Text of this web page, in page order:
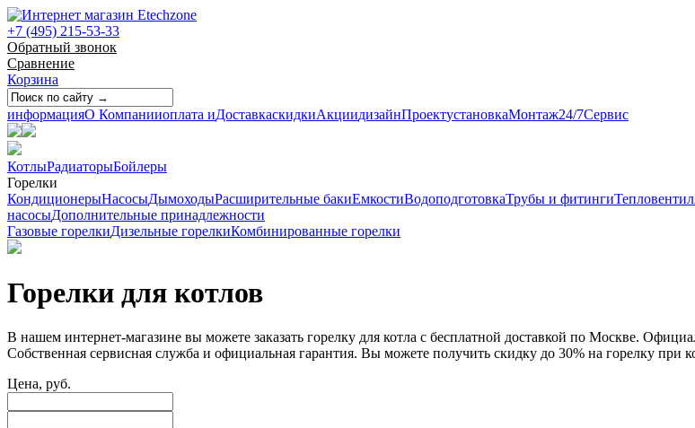
+7 (495) 215-53-33
Обратный звонок
Сравнение
Корзина
информацияО Компанииоплата иДоставкаскидкиАкциидизайнПроектустановкаМонтаж24/7Сервис
КотлыРадиаторыБойлеры
Горелки
КондиционерыНасосыДымоходыРасширительные бакиЕмкостиВодоподготовкаТрубы и фитинги
насосыДополнительные принадлежности
Газовые горелкиДизельные горелкиКомбинированные горелки
Горелки для котлов
В нашем интернет-магазине вы можете заказать горелку для котла с бесплатной доставкой по Москве.
Собственная сервисная служба и официальная гарантия. Вы можете получить скидку до 30% на горелку при
Цена, руб.